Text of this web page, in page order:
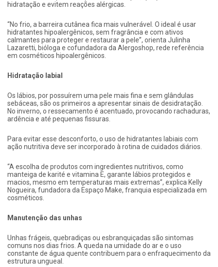
hidratação e evitem reações alérgicas.
“No frio, a barreira cutânea fica mais vulnerável. O ideal é usar
hidratantes hipoalergênicos, sem fragrância e com ativos
calmantes para proteger e restaurar a pele”, orienta Julinha
Lazaretti, bióloga e cofundadora da Alergoshop, rede referência
em cosméticos hipoalergênicos.
Hidratação labial
Os lábios, por possuírem uma pele mais fina e sem glândulas
sebáceas, são os primeiros a apresentar sinais de desidratação.
No inverno, o ressecamento é acentuado, provocando rachaduras,
ardência e até pequenas fissuras.
Para evitar esse desconforto, o uso de hidratantes labiais com
ação nutritiva deve ser incorporado à rotina de cuidados diários.
“A escolha de produtos com ingredientes nutritivos, como
manteiga de karité e vitamina E, garante lábios protegidos e
macios, mesmo em temperaturas mais extremas”, explica Kelly
Nogueira, fundadora da Espaço Make, franquia especializada em
cosméticos.
Manutenção das unhas
Unhas frágeis, quebradiças ou esbranquiçadas são sintomas
comuns nos dias frios. A queda na umidade do ar e o uso
constante de água quente contribuem para o enfraquecimento da
estrutura ungueal.